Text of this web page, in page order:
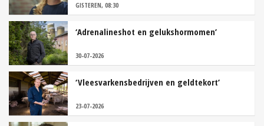
GISTEREN, 08:30
‘Adrenalineshot en gelukshormomen’
30-07-2026
‘Vleesvarkensbedrijven en geldtekort’
23-07-2026